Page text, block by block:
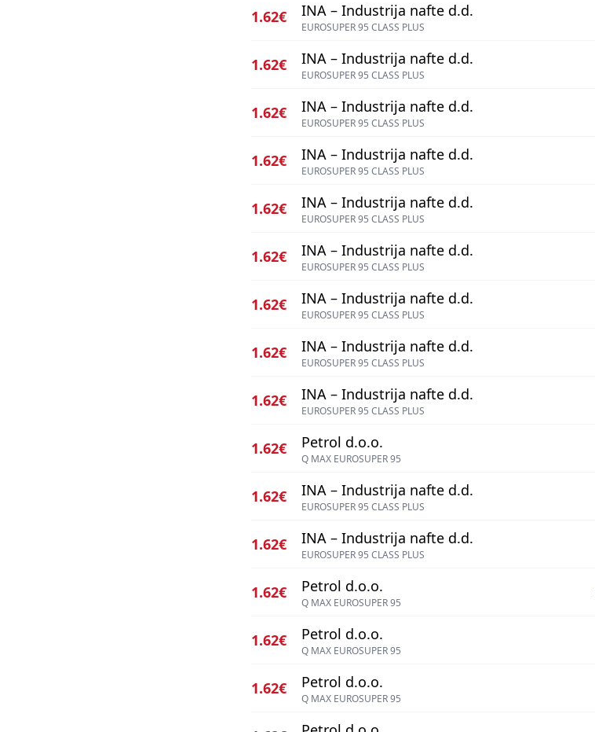
1.62€ INA – Industrija nafte d.d.
EUROSUPER 95 CLASS PLUS
1.62€ INA – Industrija nafte d.d.
EUROSUPER 95 CLASS PLUS
1.62€ INA – Industrija nafte d.d.
EUROSUPER 95 CLASS PLUS
1.62€ INA – Industrija nafte d.d.
EUROSUPER 95 CLASS PLUS
1.62€ INA – Industrija nafte d.d.
EUROSUPER 95 CLASS PLUS
1.62€ INA – Industrija nafte d.d.
EUROSUPER 95 CLASS PLUS
1.62€ INA – Industrija nafte d.d.
EUROSUPER 95 CLASS PLUS
1.62€ INA – Industrija nafte d.d.
EUROSUPER 95 CLASS PLUS
1.62€ INA – Industrija nafte d.d.
EUROSUPER 95 CLASS PLUS
1.62€ Petrol d.o.o.
Q MAX EUROSUPER 95
1.62€ INA – Industrija nafte d.d.
EUROSUPER 95 CLASS PLUS
1.62€ INA – Industrija nafte d.d.
EUROSUPER 95 CLASS PLUS
1.62€ Petrol d.o.o.
Q MAX EUROSUPER 95
1.62€ Petrol d.o.o.
Q MAX EUROSUPER 95
1.62€ Petrol d.o.o.
Q MAX EUROSUPER 95